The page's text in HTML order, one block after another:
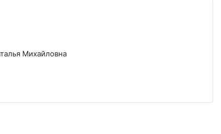
Михайловна